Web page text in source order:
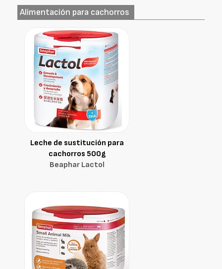
Alimentación para cachorros
Leche de sustitución para
cachorros 500g
Beaphar Lactol